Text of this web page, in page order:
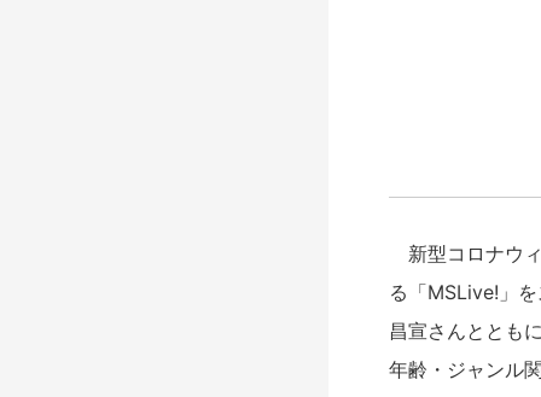
新型コロナウ
る「MSLive!」
昌宣さんととも
年齢・ジャンル